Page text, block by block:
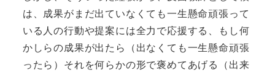
は、成果がまだ出ていなくても一生懸命頑張って
いる人の行動や提案には全力で応援する、もし何
かしらの成果が出たら（出なくても一生懸命頑張
ったら）それを何らかの形で褒めてあげる（出来